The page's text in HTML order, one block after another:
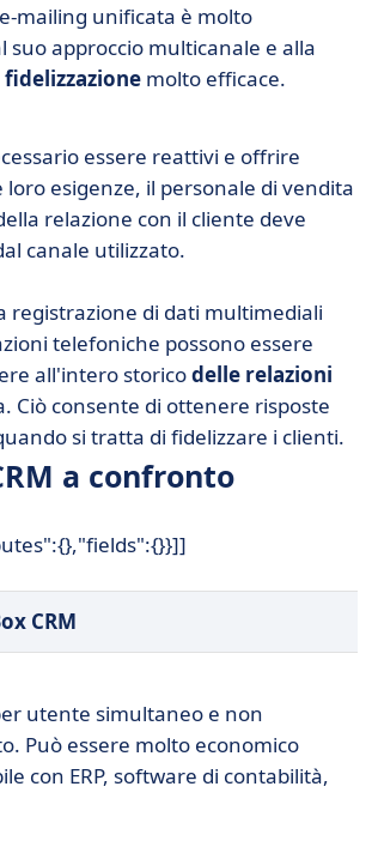
mailing unificata è molto
approccio multicanale e alla
molto efficace.
essere reattivi e offrire
esigenze, il personale di vendita
relazione con il cliente deve
canale utilizzato.
registrazione di dati multimediali
telefoniche possono essere
all'intero storicodelle relazioni
Ciò consente di ottenere risposte
si tratta di fidelizzare i clienti.
a confronto
CRM
utente simultaneo e non
Può essere molto economico
con ERP, software di contabilità,